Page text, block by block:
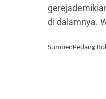
di dalamnya.
Sumber:Pedang